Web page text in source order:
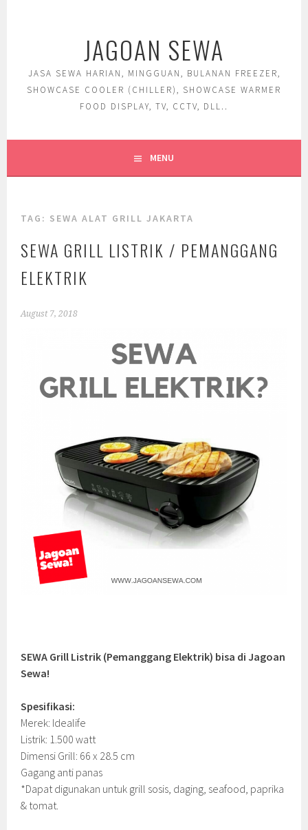
JAGOAN SEWA
JASA SEWA HARIAN, MINGGUAN, BULANAN FREEZER,
SHOWCASE COOLER (CHILLER), SHOWCASE WARMER
FOOD DISPLAY, TV, CCTV, DLL..
MENU
TAG: SEWA ALAT GRILL JAKARTA
SEWA GRILL LISTRIK / PEMANGGANG
ELEKTRIK
August 7, 2018
SEWA Grill Listrik (Pemanggang Elektrik) bisa di Jagoan
Sewa!
Spesifikasi:
Merek: Idealife
Listrik: 1.500 watt
Dimensi Grill: 66 x 28.5 cm
Gagang anti panas
*Dapat digunakan untuk grill sosis, daging, seafood, paprika
& tomat.